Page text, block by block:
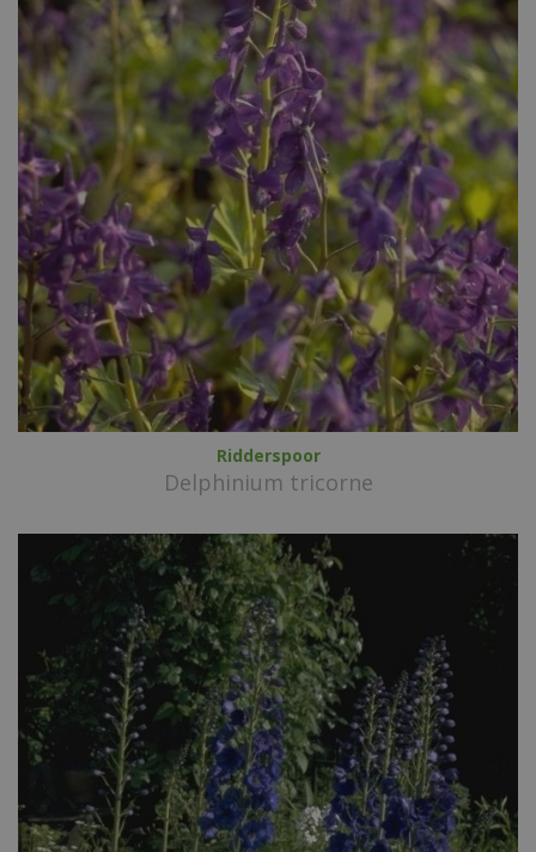
Ridderspoor
Delphinium tricorne